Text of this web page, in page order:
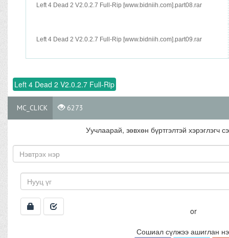
Left 4 Dead 2 V2.0.2.7 Full-Rip [www.bidniih.com].part08.rar
Left 4 Dead 2 V2.0.2.7 Full-Rip [www.bidniih.com].part09.rar
Left 4 Dead 2 V2.0.2.7 Full-Rip
MC_CLICK 6273
Уучлаарай, зөвхөн бүртгэлтэй хэрэглэгч
or
Сошиал сүлжээ ашиглан